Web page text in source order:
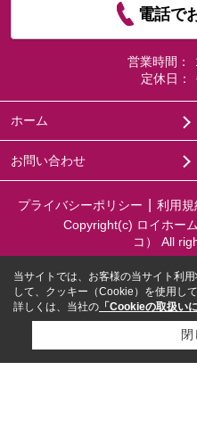
電話で
営業時間：
定休日：
ホーム
お問い合わせ
プライバシーポリシー 利用規
Copyright(c) ロイホー
コ） All
当サイトでは、お客様の当サイト利
して、クッキー（Cookie）を使用して
詳しくは、当社の 「Cookieの取扱い
閉